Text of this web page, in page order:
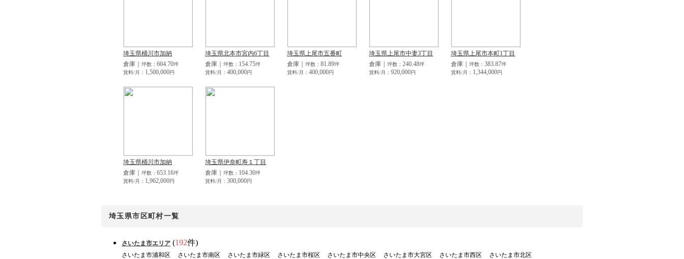
埼玉県桶川市加納
倉庫｜ 坪数： 604.70坪
賃料/月： 1,500,000円
埼玉県北本市宮内6丁目
倉庫｜ 坪数： 154.75坪
賃料/月： 400,000円
埼玉県上尾市五番町
倉庫｜ 坪数： 81.89坪
賃料/月： 400,000円
埼玉県上尾市中妻3丁目
倉庫｜ 坪数： 240.48坪
賃料/月： 920,000円
埼玉県上尾市本町1丁目
倉庫｜ 坪数： 383.87坪
賃料/月： 1,344,000円
埼玉県桶川市加納
倉庫｜ 坪数： 653.16坪
賃料/月： 1,962,000円
埼玉県伊奈町寿１丁目
倉庫｜ 坪数： 104.30坪
賃料/月： 300,000円
埼玉県市区町村一覧
さいたま市エリア (192件)
さいたま市浦和区 さいたま市南区 さいたま市緑区 さいたま市桜区 さいたま市中央区 さいたま市大宮区 さいたま市西区
さいたま市北区